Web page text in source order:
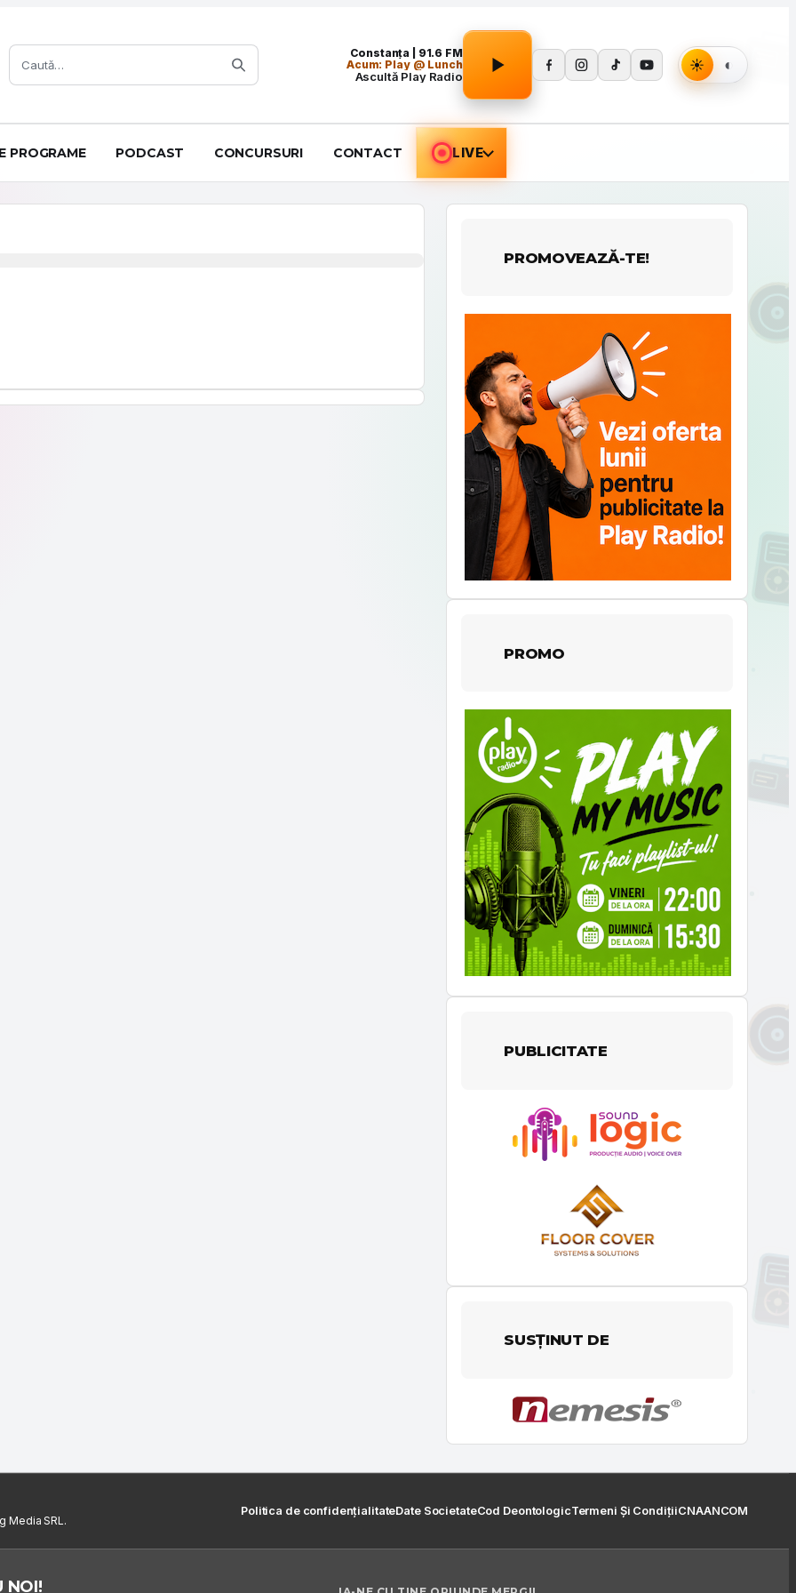
Caută:
Constanța | 91.6 FM
Acum: Play @ Lunch
Ascultă Play Radio
Apasă Play pentru a porni redarea.
PROGRAME PODCAST CONCURSURI CONTACT LIVE
PROMOVEAZĂ-TE!
PROMO
PUBLICITATE
SUSȚINUT DE
Media SRL.
Politica de confidențialitateDate SocietateCod DeontologicTermeni Și CondițiiCNAANCOM
NOI!